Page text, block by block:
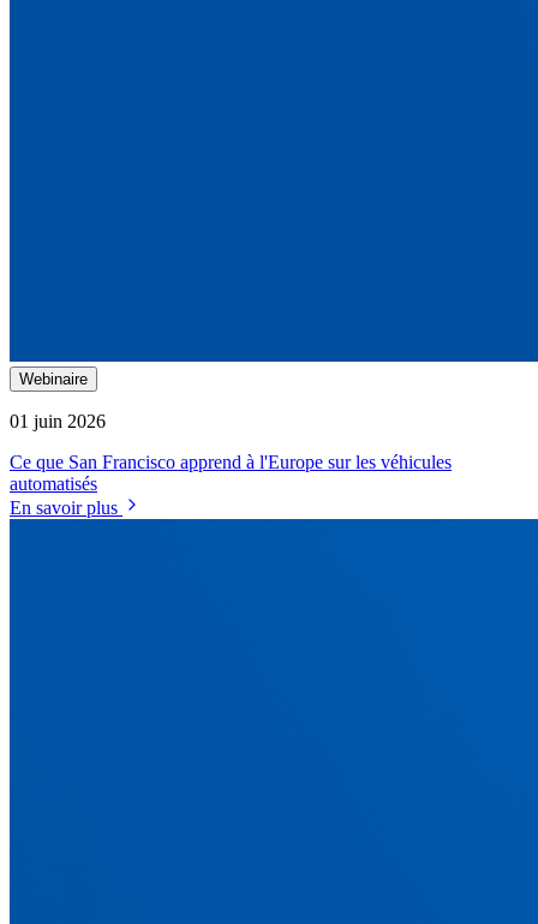
Webinaire
01 juin 2026
Ce que San Francisco apprend à l'Europe sur les véhicules
automatisés
En savoir plus